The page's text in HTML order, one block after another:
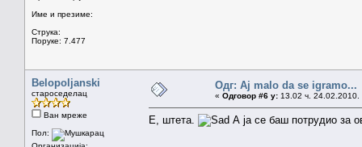
Име и презиме:
Струка:
Поруке: 7.477
Belopoljanski
староседелац
Ван мреже
Пол:
Одг: Aj malo da se igramo...
« Одговор #6 у: 13.02 ч. 24.02.2010.
Е, штета. А ја се баш потрудио за